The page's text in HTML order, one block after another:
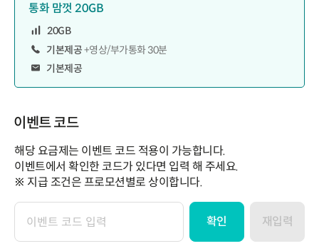
통화 맘껏 20GB
20GB
기본제공+영상/부가통화 30분
기본제공
이벤트 코드
해당 요금제는 이벤트 코드 적용이 가능합니다.
이벤트에서 확인한 코드가 있다면 입력 해 주세요.
※ 지급 조건은 프로모션별로 상이합니다.
이
벤
확인 재입력